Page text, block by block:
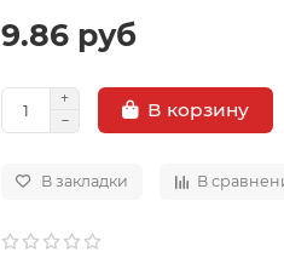
9.86 руб
В корзину
В закладки В